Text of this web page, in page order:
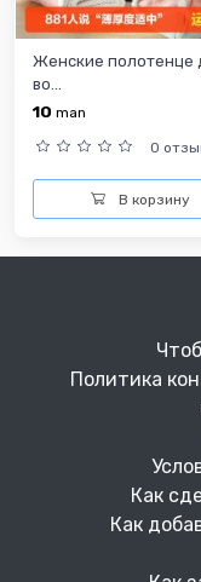
Женские полотенце
во...
10 man
0
В корзину
Политика
Как
Как